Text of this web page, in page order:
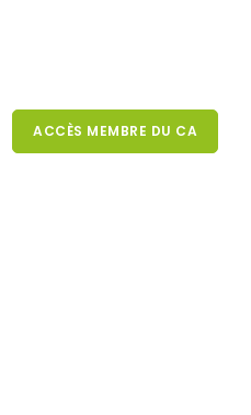
ACCÈS MEMBRE DU CA